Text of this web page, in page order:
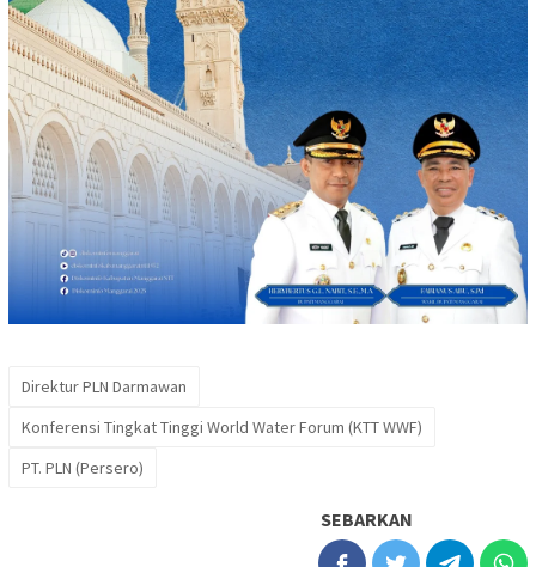
Direktur PLN Darmawan
Konferensi Tingkat Tinggi World Water Forum (KTT WWF)
PT. PLN (Persero)
SEBARKAN